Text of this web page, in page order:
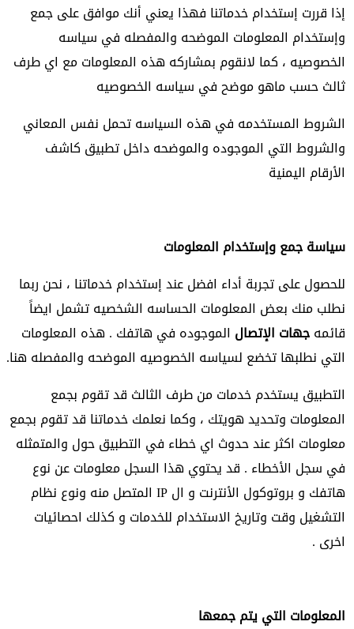
إذا قررت إستخدام خدماتنا فهذا يعني أنك موافق على جمع
وإستخدام المعلومات الموضحه والمفصله في سياسه
الخصوصيه ، كما لانقوم بمشاركه هذه المعلومات مع اي طرف
ثالث حسب ماهو موضح في سياسه الخصوصيه
الشروط المستخدمه في هذه السياسه تحمل نفس المعاني
والشروط التي الموجوده والموضحه داخل تطبيق كاشف
الأرقام اليمنية
سياسة جمع وإستخدام المعلومات
للحصول على تجربة أداء افضل عند إستخدام خدماتنا ، نحن ربما
نطلب منك بعض المعلومات الحساسه الشخصيه تشمل ايضاً
قائمهجهات الإتصال الموجوده في هاتفك . هذه المعلومات
التي نطلبها تخضع لسياسه الخصوصيه الموضحه والمفصله هنا.
التطبيق يستخدم خدمات من طرف الثالث قد تقوم بجمع
المعلومات وتحديد هويتك ، وكما نعلمك خدماتنا قد تقوم بجمع
معلومات اكثر عند حدوث اي خطاء في التطبيق حول والمتمثله
في سجل الأخطاء . قد يحتوي هذا السجل معلومات عن نوع
هاتفك و بروتوكول الأنترنت و ال IP المتصل منه ونوع نظام
التشغيل وقت وتاريخ الاستخدام للخدمات و كذلك احصائيات
اخرى .
المعلومات التي يتم جمعها